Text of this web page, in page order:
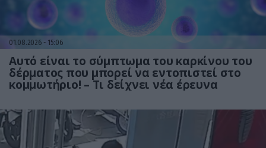
01.08.2026 15:06
Αυτό είναι το σύμπτωμα του καρκίνου του
δέρματος που μπορεί να εντοπιστεί στο
κομμωτήριο! – Τι δείχνει νέα έρευνα